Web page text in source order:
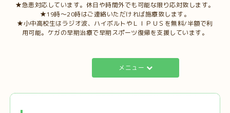
★急患対応しています。休日や時間外でも可能な限り応対致します。
★19時～20時はご連絡いただければ施療致します。
★小中高校生はラジオ波、ハイボルトやＬＩＰＵＳを無料/半額で利
用可能。ケガの早期治療で早期スポーツ復帰を支援しています。
メニュー